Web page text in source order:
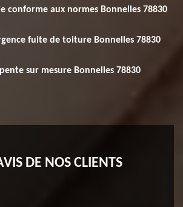
conforme aux normes Bonnelles 78830
fuite de toiture Bonnelles 78830
sur mesure Bonnelles 78830
DE NOS CLIENTS